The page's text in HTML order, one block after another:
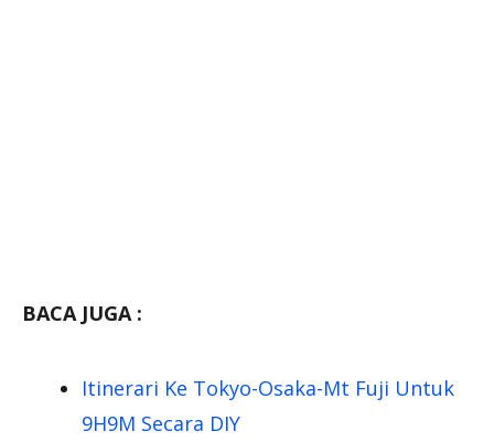
BACA JUGA :
Itinerari Ke Tokyo-Osaka-Mt Fuji Untuk
9H9M Secara DIY